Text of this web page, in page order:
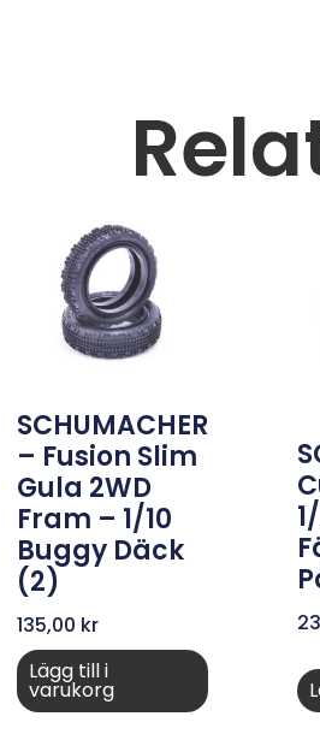
SCHUMACHER
– Fusion Slim
Gula 2WD
Fram – 1/10
Buggy Däck
(2)
135,00 kr
Lägg till i
varukorg